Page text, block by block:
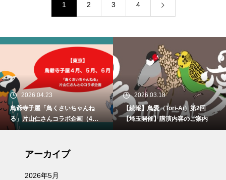
1 2 3 4
2026.04.23
鳥爺寺子屋「鳥くさいちゃんね
る」片山仁さんコラボ企画（4月2
9日、5月30日、6月21日）開催
2026.03.18
【続報】鳥愛（Tori-Ai）第2回
【埼玉開催】講演内容のご案内
アーカイブ
2026年5月